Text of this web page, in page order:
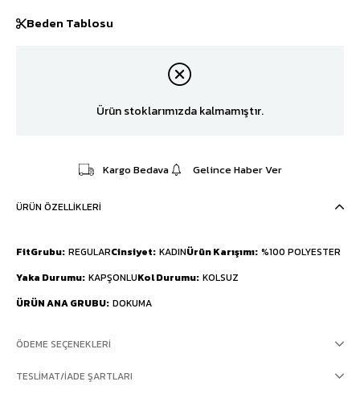
Beden Tablosu
Ürün stoklarımızda kalmamıştır.
Kargo Bedava Gelince Haber Ver
ÜRÜN ÖZELLIKLERI
FitGrubu REGULARCinsiyet KADINÜrün Karışımı %100 POLYESTER
Yaka Durumu KAPŞONLUKol Durumu KOLSUZ
ÜRÜN ANA GRUBU DOKUMA
ÖDEME SEÇENEKLERI
TESLIMAT/İADE ŞARTLARI